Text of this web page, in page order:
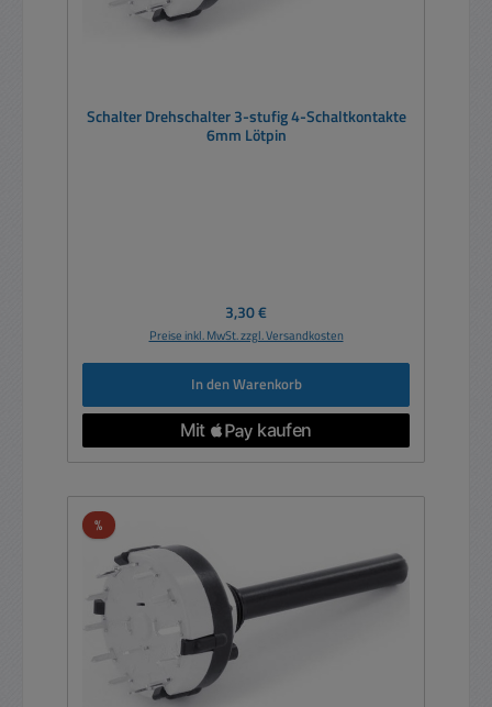
Schalter Drehschalter 3-stufig 4-Schaltkontakte
6mm Lötpin
Regulärer Preis:
3,30 €
Preise inkl. MwSt. zzgl. Versandkosten
In den Warenkorb
%Rabatt